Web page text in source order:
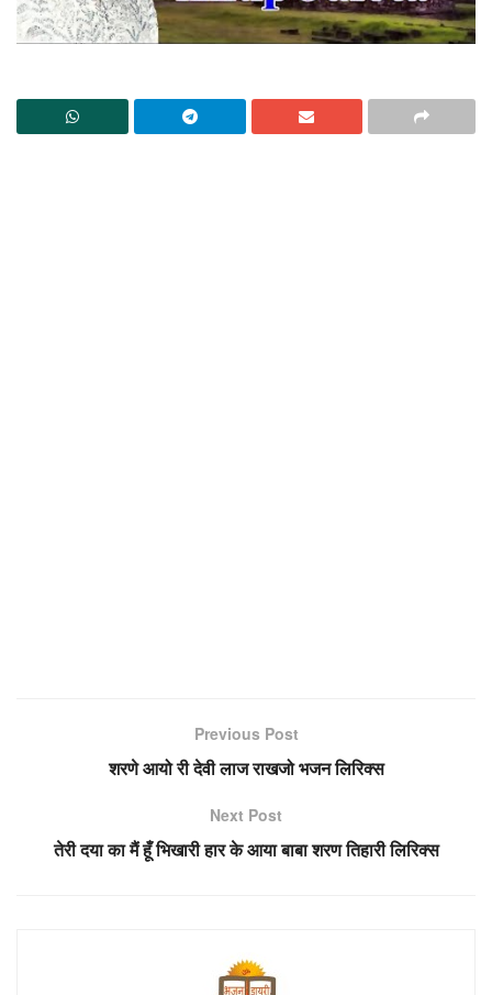
Previous Post
शरणे आयो री देवी लाज राखजो भजन लिरिक्स
Next Post
तेरी दया का मैं हूँ भिखारी हार के आया बाबा शरण तिहारी लिरिक्स